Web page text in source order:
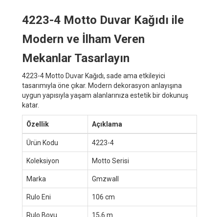
4223-4 Motto Duvar Kağıdı ile
Modern ve İlham Veren
Mekanlar Tasarlayın
4223-4 Motto Duvar Kağıdı, sade ama etkileyici
tasarımıyla öne çıkar. Modern dekorasyon anlayışına
uygun yapısıyla yaşam alanlarınıza estetik bir dokunuş
katar.
Özellik Açıklama
Ürün Kodu 4223-4
Koleksiyon Motto Serisi
Marka Gmzwall
Rulo Eni 106 cm
Rulo Boyu 15,6 m